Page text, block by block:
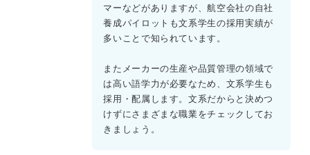
マーなどがありますが、航空会社の自社
養成パイロットも文系学生の採用実績が
多いことで知られています。
またメーカーの生産や品質管理の領域で
は高い語学力が必要なため、文系学生も
採用・配属します。文系だからと決めつ
けずにさまざまな職業をチェックしてお
きましょう。
③選んだ職種から自分の価値観にマッチする具体的な職業を見
ミスマッチを防ごう！ 文系学生が自分に合う職業に就く
①自己分析と職業分析のすり合わせを徹底する